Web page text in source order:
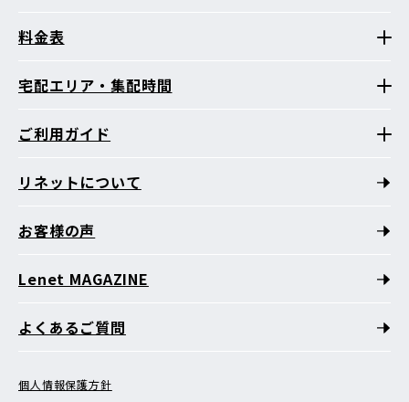
料金表
宅配エリア・集配時間
ご利用ガイド
リネットについて
お客様の声
Lenet MAGAZINE
よくあるご質問
個人情報保護方針